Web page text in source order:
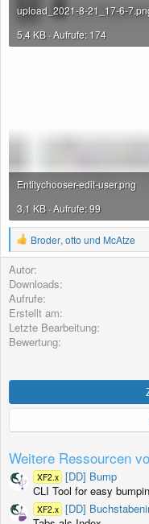
upload_2021-8-21_17-6-
5,4 KB · Aufrufe: 174
Entitychooser-edit-user.png
3,1 KB · Aufrufe: 99
R
e
k
t
i
o
n
e
Broder, otto und McAtze
Autor
Downloads
Aufrufe
Erstellt am
Letzte Bearbeitung
Bewertung
Weitere Ressourcen
XF2.x [DD] Bump
CLI Tool for easy
XF2.x [DD]